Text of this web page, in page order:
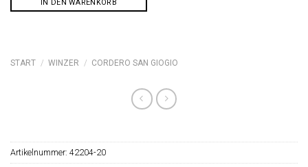
IN DEN WARENKORB
START / WINZER / CORDERO SAN GIOGIO
Artikelnummer: 42204-20